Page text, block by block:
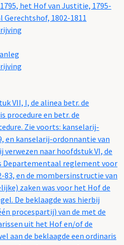
het Hof van Justitie, 1795-
1802-1811
VII, I, de alinea betr. de
procedure en betr. de
Zie voorts: kanselarij-
en kanselarij-ordonnantie van
verwezen naar hoofdstuk VI, de
Departementaal reglement voor
83, en de mombersinstructie van
zaken was voor het Hof de
De beklaagde was hierbij
procespartij) van de met de
uit het Hof en/of de
aan de beklaagde een ordinaris